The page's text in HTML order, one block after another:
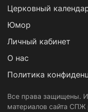
Церковный
Юмор
Личный кабинет
О нас
Политика
Все права защищены.
материалов сайта СПЖ